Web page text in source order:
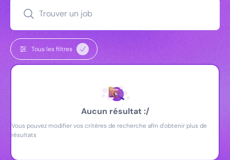
Trouver un job
Tous les filtres
Aucun résultat :/
Vous pouvez modifier vos critères de recherche afin d'obtenir plus de
résultats